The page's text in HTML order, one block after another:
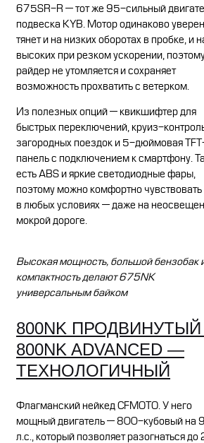
675SR-R — тот же 95-сильный
подвеска KYB. Мотор одинаково
тянет и на низких оборотах в пробке, и
высоких при резком ускорении,
райдер не утомляется и сохраняет
возможность прохватить с ветерком.
Из полезных опций — квикшифтер для
быстрых переключений, круиз-
загородных поездок и 5-дюймовая
панель с подключением к смартфону.
есть ABS и яркие светодиодные фары,
поэтому можно комфортно чувствовать
в любых условиях — даже на
мокрой дороге.
Высокая мощность, большой бензобак
компактность делают 675NK
универсальным байком
800NK ПРОДВИНУТЫЙ
800NK ADVANCED —
ТЕХНОЛОГИЧНЫЙ
Флагманский нейкед CFMOTO. У него
мощный двигатель — 800-кубовый на
л.с., который позволяет разогнаться